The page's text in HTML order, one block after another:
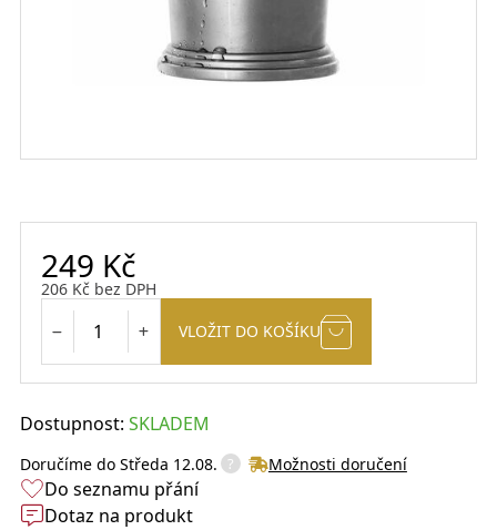
249 Kč
206 Kčbez DPH
VLOŽIT DO KOŠÍKU
Dostupnost: SKLADEM
Doručíme do Středa 12.08. ? Možnosti doručení
Do seznamu přání
Dotaz na produkt